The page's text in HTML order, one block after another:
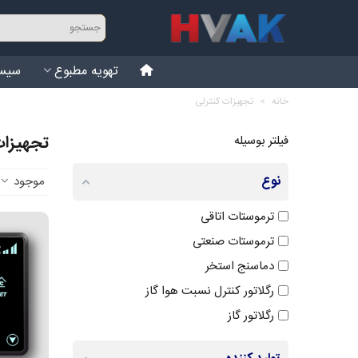
تهویه مطبوع
خانه > تجهیزات کنترلی
فیلتر بوسیله
نوع
ترموستات اتاقی
ترموستات صنعتی
دماسنج استخر
رگلاتور کنترل نسبت هوا گاز
رگلاتور گاز
موجود